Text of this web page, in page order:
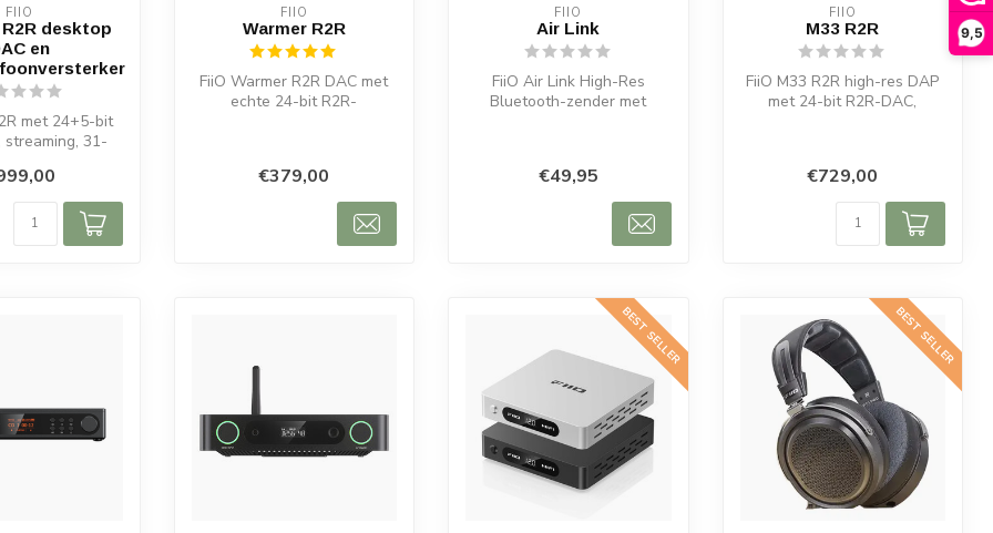
9,5
FIIO
R2R desktop
en
met 24+5-bit
streaming, 31-
FIIO
Warmer R2R
FiiO Warmer R2R DAC met
echte 24-bit R2R-
€379,00
FIIO
Air Link
FiiO Air Link High-Res
Bluetooth-zender met
€49,95
FIIO
M33 R2R
FiiO M33 R2R high-res DAP
met 24-bit R2R-DAC,
€729,00
BEST SELLER BEST SELLER